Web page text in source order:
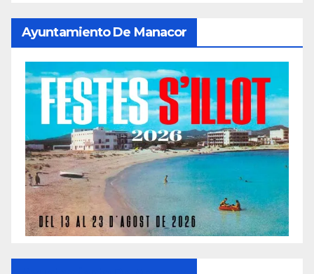
Ayuntamiento De Manacor